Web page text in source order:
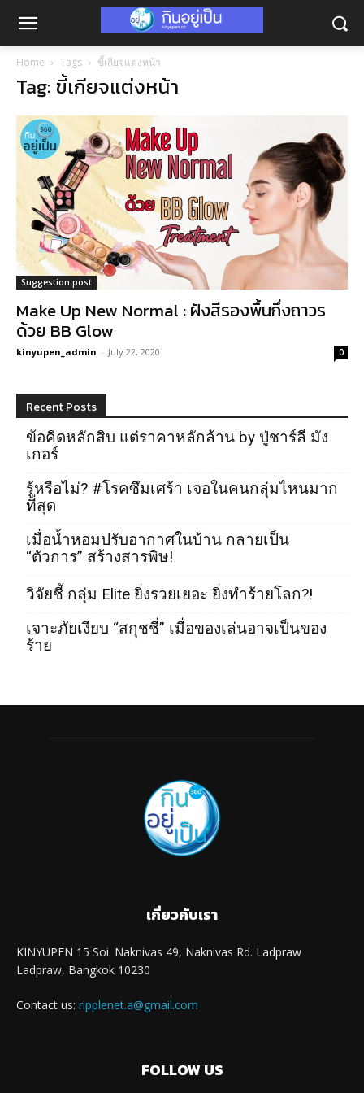
Home Tags ขี้เกียจแต่งหน้า
Tag: ขี้เกียจแต่งหน้า
Suggestion post
Make Up New Normal : ฝังสีรองพื้นกึ่งถาวร
ด้วย BB Glow
kinyupen_admin - July 22, 2020 0
Recent Posts
ข้อคิดหลักสิบ แต่ราคาหลักล้าน by ปู่ชาร์ลี มัง
เกอร์
รู้หรือไม่? #โรคซึมเศร้า เจอในคนกลุ่มไหนมาก
ที่สุด
เมื่อน้ำหอมปรับอากาศในบ้าน กลายเป็น
“ตัวการ” สร้างสารพิษ!
วิจัยชี้ กลุ่ม Elite ยิ่งรวยเยอะ ยิ่งทำร้ายโลก?!
เจาะภัยเงียบ “สกุชชี่” เมื่อของเล่นอาจเป็นของ
ร้าย
เกี่ยวกับเรา
KINYUPEN 15 Soi. Naknivas 49, Naknivas Rd. Ladpraw
Ladpraw, Bangkok 10230
Contact us: ripplenet.a@gmail.com
FOLLOW US